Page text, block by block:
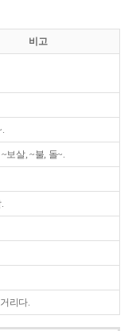
비고
보살, ~불, 돌~.
리다.